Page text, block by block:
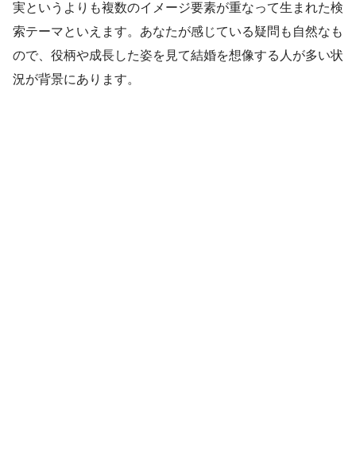
実というよりも複数のイメージ要素が重なって生まれた検
索テーマといえます。あなたが感じている疑問も自然なも
ので、役柄や成長した姿を見て結婚を想像する人が多い状
況が背景にあります。